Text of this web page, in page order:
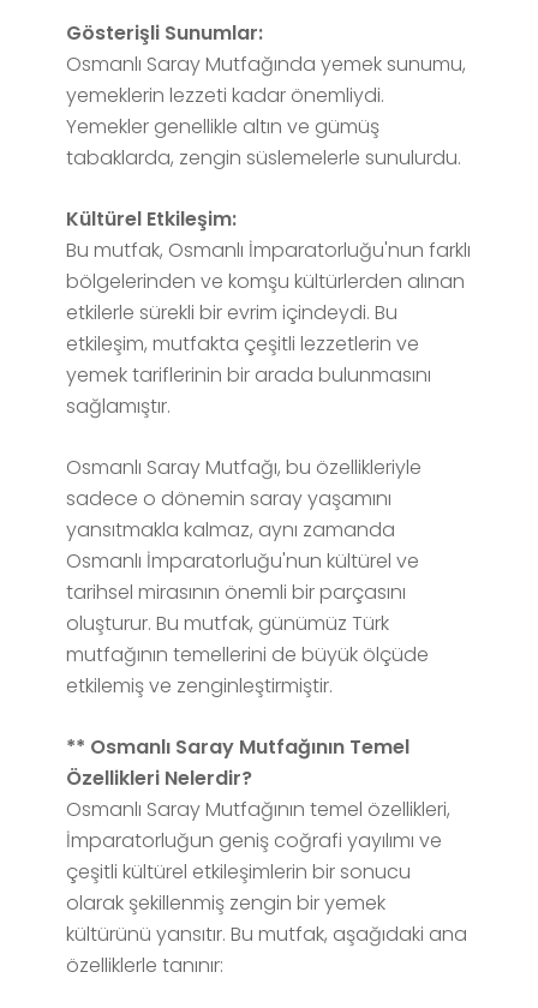
Gösterişli Sunumlar:
Osmanlı Saray Mutfağında yemek sunumu,
yemeklerin lezzeti kadar önemliydi.
Yemekler genellikle altın ve gümüş
tabaklarda, zengin süslemelerle sunulurdu.
Kültürel Etkileşim:
Bu mutfak, Osmanlı İmparatorluğu'nun farklı
bölgelerinden ve komşu kültürlerden alınan
etkilerle sürekli bir evrim içindeydi. Bu
etkileşim, mutfakta çeşitli lezzetlerin ve
yemek tariflerinin bir arada bulunmasını
sağlamıştır.
Osmanlı Saray Mutfağı, bu özellikleriyle
sadece o dönemin saray yaşamını
yansıtmakla kalmaz, aynı zamanda
Osmanlı İmparatorluğu'nun kültürel ve
tarihsel mirasının önemli bir parçasını
oluşturur. Bu mutfak, günümüz Türk
mutfağının temellerini de büyük ölçüde
etkilemiş ve zenginleştirmiştir.
** Osmanlı Saray Mutfağının Temel
Özellikleri Nelerdir?
Osmanlı Saray Mutfağının temel özellikleri,
İmparatorluğun geniş coğrafi yayılımı ve
çeşitli kültürel etkileşimlerin bir sonucu
olarak şekillenmiş zengin bir yemek
kültürünü yansıtır. Bu mutfak, aşağıdaki ana
özelliklerle tanınır: